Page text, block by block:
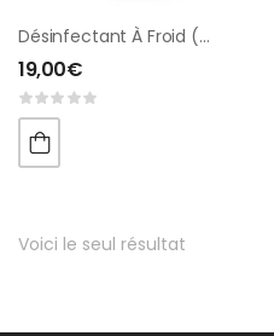
Désinfectant À Froid (dérivé D’acide Peracétique)
19,00€
Voici le seul résultat